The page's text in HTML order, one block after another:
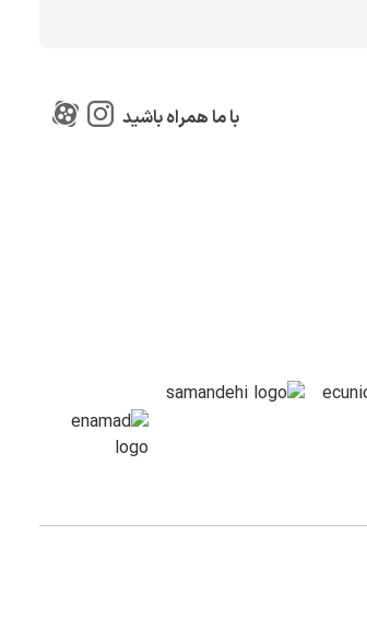
با ما همراه باشید